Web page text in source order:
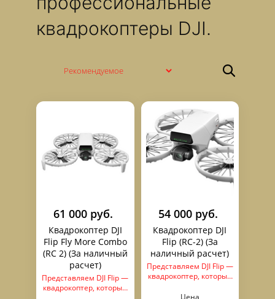
квадрокоптеры DJI.
61 000 руб.
Квадрокоптер DJI
Flip Fly More Combo
(RC 2) (За наличный
расчет)
Представляем DJI Flip —
квадрокоптер, который
54 000 руб.
Квадрокоптер DJI
Flip (RC-2) (За
наличный расчет)
Представляем DJI Flip —
квадрокоптер, который
горизонты в мире